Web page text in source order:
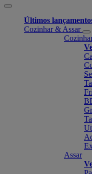
Últimos
Cozinhar & Assar
Assar